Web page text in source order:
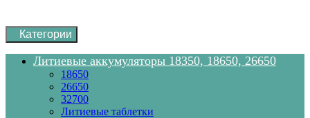
Категории
Литиевые аккумуляторы 18350, 18650, 26650
18650
26650
32700
Литиевые таблетки